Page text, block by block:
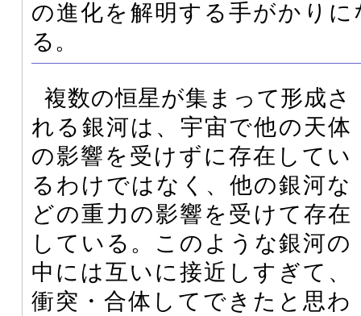
の進化を解明する手がかり
る。
複数の恒星が集まって形成さ
れる銀河は、宇宙で他の天体
の影響を受けずに存在してい
るわけではなく、他の銀河な
どの重力の影響を受けて存在
している。このような銀河の
中には互いに接近しすぎて、
衝突・合体してできたと思わ